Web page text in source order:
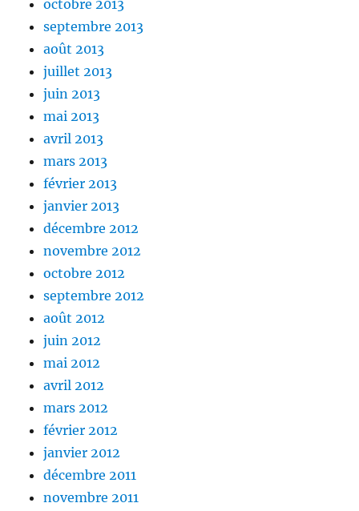
octobre 2013
septembre 2013
août 2013
juillet 2013
juin 2013
mai 2013
avril 2013
mars 2013
février 2013
janvier 2013
décembre 2012
novembre 2012
octobre 2012
septembre 2012
août 2012
juin 2012
mai 2012
avril 2012
mars 2012
février 2012
janvier 2012
décembre 2011
novembre 2011